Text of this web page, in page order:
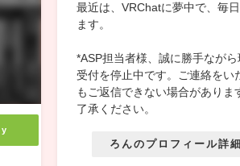
最近は、VRChatに夢中で、毎
ます。
*ASP担当者様、誠に勝手ながら
受付を停止中です。ご連絡をい
もご返信できない場合がありま
了承ください。
ろんのプロフィール詳